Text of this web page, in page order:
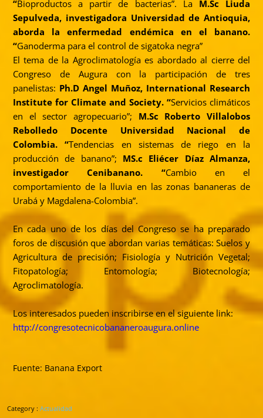
“Bioproductos a partir de bacterias”. La M.Sc Liuda
Sepulveda, investigadora Universidad de Antioquia,
aborda la enfermedad endémica en el banano.
“Ganoderma para el control de sigatoka negra”
El tema de la Agroclimatología es abordado al cierre del
Congreso de Augura con la participación de tres
panelistas: Ph.D Angel Muñoz, International Research
Institute for Climate and Society. “Servicios climáticos
en el sector agropecuario”; M.Sc Roberto Villalobos
Rebolledo Docente Universidad Nacional de
Colombia. “Tendencias en sistemas de riego en la
producción de banano”; MS.c Eliécer Díaz Almanza,
investigador Cenibanano. “Cambio en el
comportamiento de la lluvia en las zonas bananeras de
Urabá y Magdalena-Colombia”.
En cada uno de los días del Congreso se ha preparado
foros de discusión que abordan varias temáticas: Suelos y
Agricultura de precisión; Fisiología y Nutrición Vegetal;
Fitopatología; Entomología; Biotecnología;
Agroclimatología.
Los interesados pueden inscribirse en el siguiente link:
http://congresotecnicobananeroaugura.online
Fuente: Banana Export
Category : Actualidad